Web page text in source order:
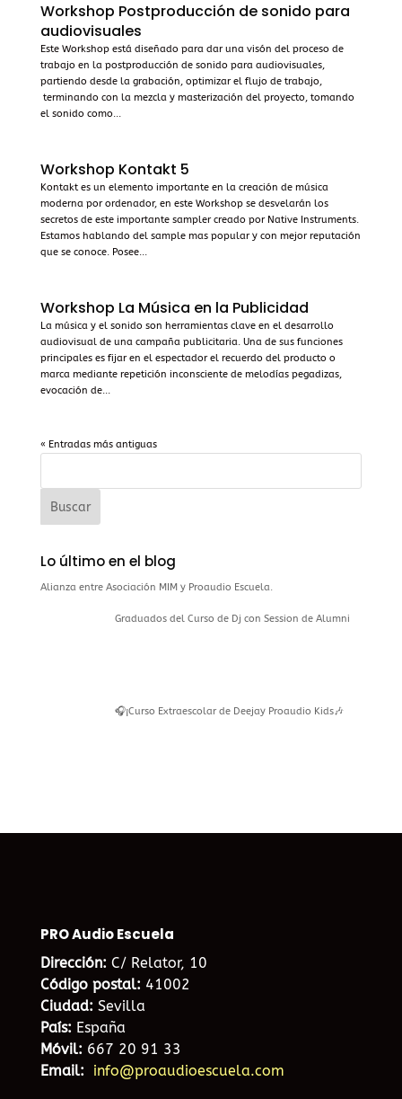
Workshop Postproducción de sonido para
audiovisuales
Este Workshop está diseñado para dar una visón del proceso de
trabajo en la postproducción de sonido para audiovisuales,
partiendo desde la grabación, optimizar el flujo de trabajo,
terminando con la mezcla y masterización del proyecto, tomando
el sonido como...
Workshop Kontakt 5
Kontakt es un elemento importante en la creación de música
moderna por ordenador, en este Workshop se desvelarán los
secretos de este importante sampler creado por Native Instruments.
Estamos hablando del sample mas popular y con mejor reputación
que se conoce. Posee...
Workshop La Música en la Publicidad
La música y el sonido son herramientas clave en el desarrollo
audiovisual de una campaña publicitaria. Una de sus funciones
principales es fijar en el espectador el recuerdo del producto o
marca mediante repetición inconsciente de melodías pegadizas,
evocación de...
« Entradas más antiguas
Lo último en el blog
Alianza entre Asociación MIM y Proaudio Escuela.
Graduados del Curso de Dj con Session de Alumni
🎧¡Curso Extraescolar de Deejay Proaudio Kids🎶
PRO Audio Escuela
Dirección: C/ Relator, 10
Código postal: 41002
Ciudad: Sevilla
País: España
Móvil: 667 20 91 33
Email:
info@proaudioescuela.com